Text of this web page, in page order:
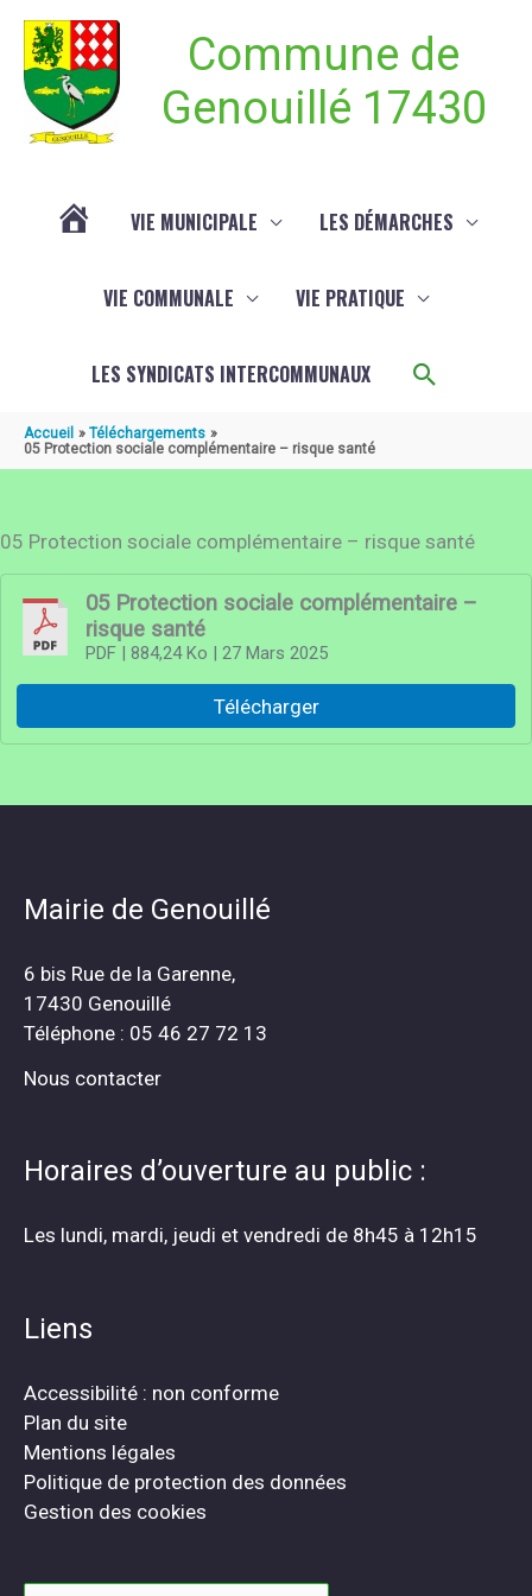
Commune de
Genouillé 17430
VIE MUNICIPALE LES DÉMARCHES
VIE COMMUNALE VIE PRATIQUE
LES SYNDICATS INTERCOMMUNAUX
Accueil
Téléchargements
05 Protection sociale complémentaire – risque santé
05 Protection sociale complémentaire – risque santé
05 Protection sociale complémentaire –
risque santé
PDF| 884,24 Ko | 27 Mars 2025
Télécharger
Mairie de Genouillé
6 bis Rue de la Garenne,
17430 Genouillé
Téléphone : 05 46 27 72 13
Nous contacter
Horaires d’ouverture au public :
Les lundi, mardi, jeudi et vendredi de 8h45 à 12h15
Liens
Accessibilité : non conforme
Plan du site
Mentions légales
Politique de protection des données
Gestion des cookies